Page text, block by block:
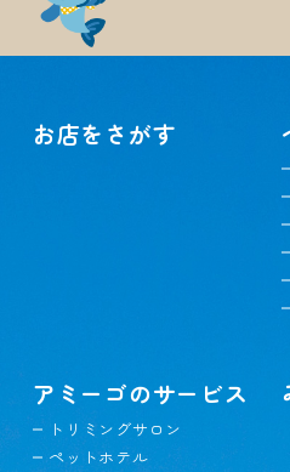
お店をさがす
アミーゴのサービス
トリミングサロン
ペットホテル